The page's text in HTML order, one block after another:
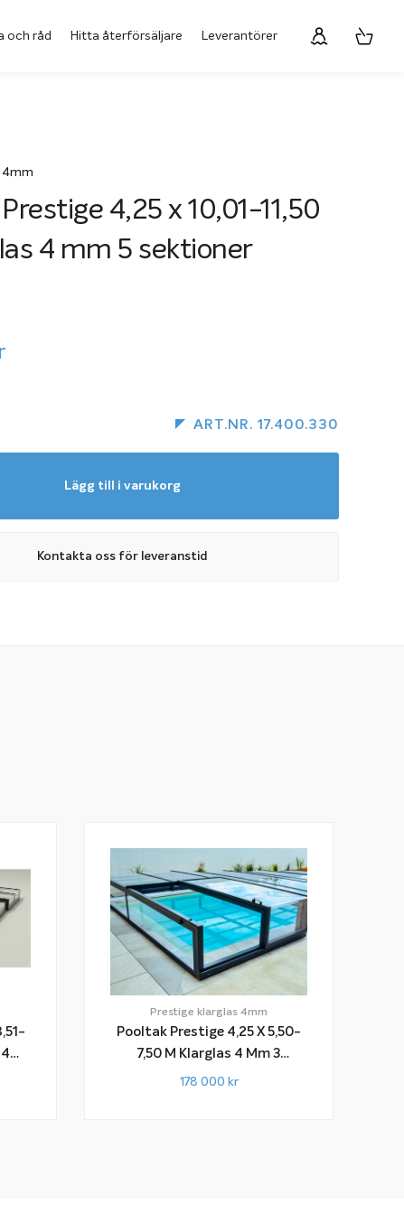
och råd Hitta återförsäljare Leverantörer
4mm
4,25 x 10,01-11,50
4 mm 5 sektioner
ART.NR. 17.400.330
Lägg till i varukorg
Kontakta oss för leveranstid
Prestige klarglas 4mm
Pooltak Prestige 4,25 X 5,50-
7,50 M Klarglas 4 Mm 3
Sektioner
178 000 kr